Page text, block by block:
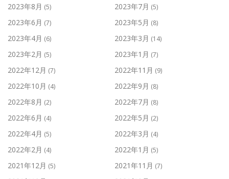
2023年8月 (5) 2023年7月 (5)
2023年6月 (7) 2023年5月 (8)
2023年4月 (6) 2023年3月 (14)
2023年2月 (5) 2023年1月 (7)
2022年12月 (7) 2022年11月 (9)
2022年10月 (4) 2022年9月 (8)
2022年8月 (2) 2022年7月 (8)
2022年6月 (4) 2022年5月 (2)
2022年4月 (5) 2022年3月 (4)
2022年2月 (4) 2022年1月 (5)
2021年12月 (5) 2021年11月 (7)